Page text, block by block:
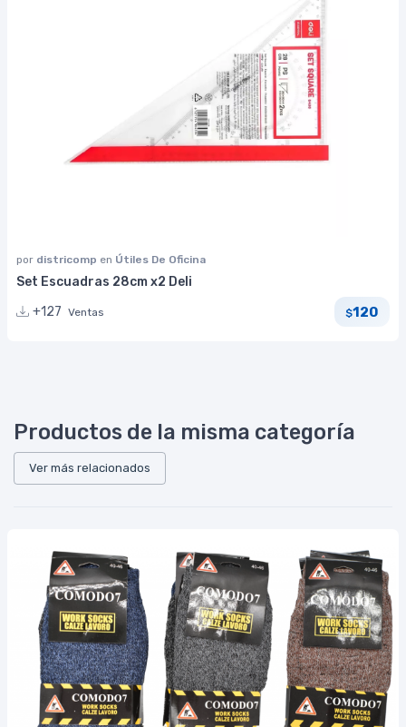
por districomp en Útiles De Oficina
Set Escuadras 28cm x2 Deli
+127 Ventas $120
Productos de la misma categoría
Ver más relacionados